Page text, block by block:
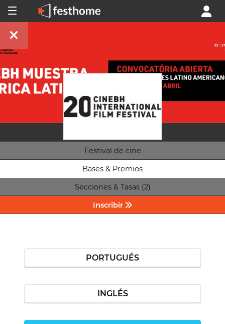
Festival de cine
Bases & Premios
Secciones & Tasas (2)
Inscribir
PORTUGUÉS
INGLÉS